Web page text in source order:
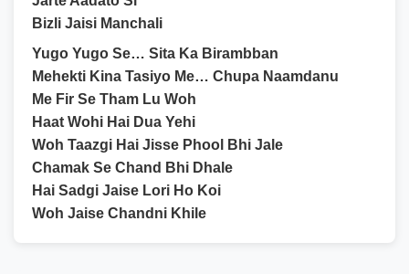
Bizli Jaisi Manchali
Yugo Yugo Se… Sita Ka Birambban
Mehekti Kina Tasiyo Me… Chupa Naamdanu
Me Fir Se Tham Lu Woh
Haat Wohi Hai Dua Yehi
Woh Taazgi Hai Jisse Phool Bhi Jale
Chamak Se Chand Bhi Dhale
Hai Sadgi Jaise Lori Ho Koi
Woh Jaise Chandni Khile